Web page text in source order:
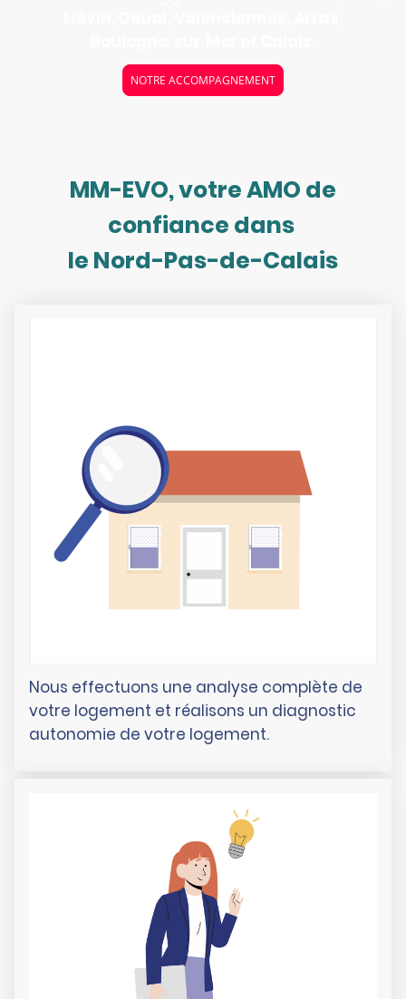
NOTRE ACCOMPAGNEMENT
MM-EVO, votre AMO de
confiance dans
le Nord-Pas-de-Calais
Nous effectuons une analyse complète de
votre logement et réalisons un diagnostic
autonomie de votre logement.